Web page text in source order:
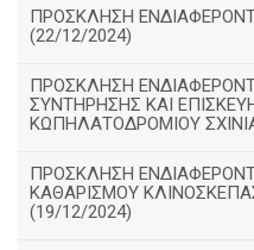
ΠΡΟΣΚΛΗΣΗ
(22/12/2024)
ΠΡΟΣΚΛΗΣΗ
ΣΥΝΤΗΡΗΣΗΣ ΚΑΙ
ΚΩΠΗΛΑΤΟΔΡΟΜΙΟΥ
ΠΡΟΣΚΛΗΣΗ
ΚΑΘΑΡΙΣΜΟΥ
(19/12/2024)